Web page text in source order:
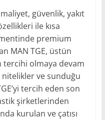
güvenlik, yakıt
ile kısa
premium
MAN TGE, üstün
tercihi olmaya devam
ve sunduğu
tercih eden son
şirketlerinden
kurulan ve çatısı